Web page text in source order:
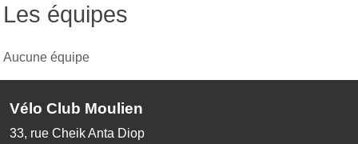
Les équipes
Aucune équipe
Vélo Club Moulien
33, rue Cheik Anta Diop